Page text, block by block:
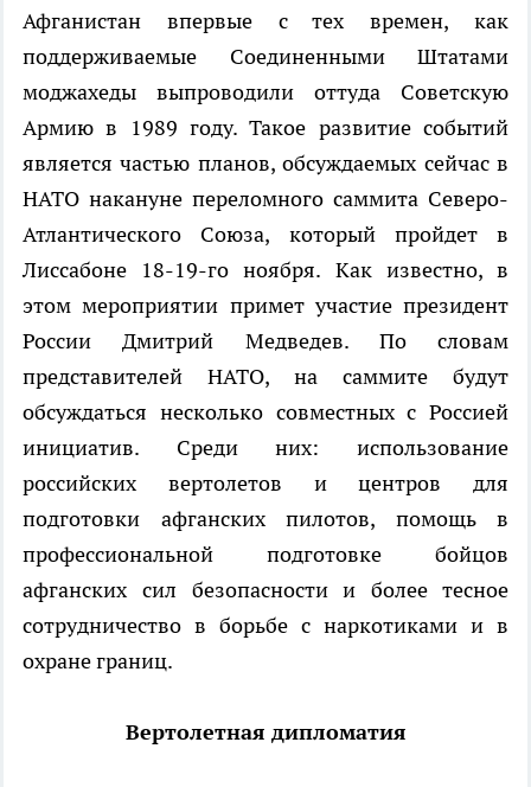
Афганистан впервые с тех времен, как
поддерживаемые Соединенными Штатами
моджахеды выпроводили оттуда Советскую
Армию в 1989 году. Такое развитие событий
является частью планов, обсуждаемых сейчас в
НАТО накануне переломного саммита Северо-
Атлантического Союза, который пройдет в
Лиссабоне 18-19-го ноября. Как известно, в
этом мероприятии примет участие президент
России Дмитрий Медведев. По словам
представителей НАТО, на саммите будут
обсуждаться несколько совместных с Россией
инициатив. Среди них: использование
российских вертолетов и центров для
подготовки афганских пилотов, помощь в
профессиональной подготовке бойцов
афганских сил безопасности и более тесное
сотрудничество в борьбе с наркотиками и в
охране границ.
Вертолетная дипломатия